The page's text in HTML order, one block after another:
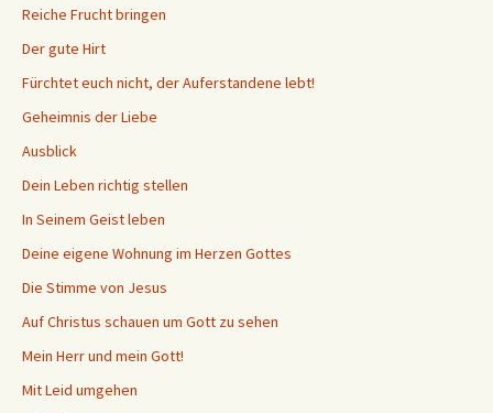
Reiche Frucht bringen
Der gute Hirt
Fürchtet euch nicht, der Auferstandene lebt!
Geheimnis der Liebe
Ausblick
Dein Leben richtig stellen
In Seinem Geist leben
Deine eigene Wohnung im Herzen Gottes
Die Stimme von Jesus
Auf Christus schauen um Gott zu sehen
Mein Herr und mein Gott!
Mit Leid umgehen